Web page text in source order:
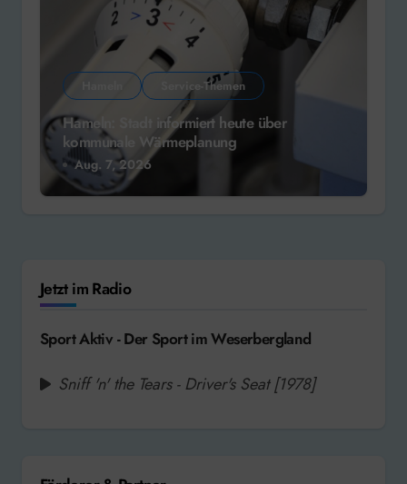
Service-Themen
Hameln: Stadt informiert heute über
kommunale Wärmeplanung
Aug. 7, 2026
Jetzt im Radio
Sport Aktiv - Der Sport im Weserbergland
Sniff 'n' the Tears - Driver's Seat [1978]